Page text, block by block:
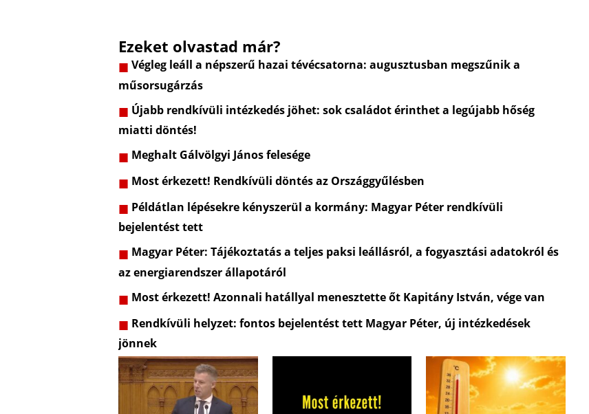
Ezeket olvastad már?
Végleg leáll a népszerű hazai tévécsatorna: augusztusban megszűnik a
műsorsugárzás
Újabb rendkívüli intézkedés jöhet: sok családot érinthet a legújabb hőség
miatti döntés!
Meghalt Gálvölgyi János felesége
Most érkezett! Rendkívüli döntés az Országgyűlésben
Példátlan lépésekre kényszerül a kormány: Magyar Péter rendkívüli
bejelentést tett
Magyar Péter: Tájékoztatás a teljes paksi leállásról, a fogyasztási adatokról és
az energiarendszer állapotáról
Most érkezett! Azonnali hatállyal menesztette őt Kapitány István, vége van
Rendkívüli helyzet: fontos bejelentést tett Magyar Péter, új intézkedések
jönnek